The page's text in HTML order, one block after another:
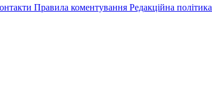
Правила коментування Редакційна політика